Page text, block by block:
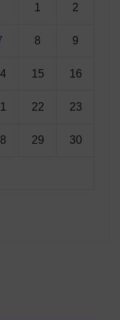
1 2
8 9
15 16
22 23
29 30